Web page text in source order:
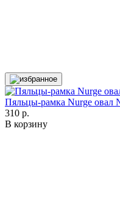
Пяльцы-рамка Nurge
310 р.
В корзину